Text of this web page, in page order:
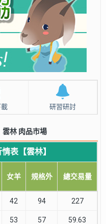
研習研討
雲林 肉品市場
表【雲林】
女羊 規格外 總交易量
42 94 227
53
57
59.63